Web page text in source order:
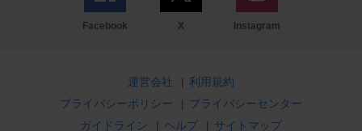
Facebook X Instagram
運営会社 | 利用規約
プライバシーポリシー
| プライバシーセンター
ガイドライン
| ヘルプ | サイトマップ